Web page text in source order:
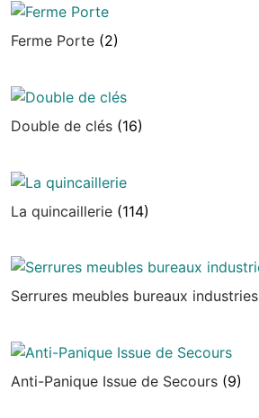
Ferme Porte (2)
Double de clés (16)
La quincaillerie (114)
Serrures meubles bureaux industries
Anti-Panique Issue de Secours (9)